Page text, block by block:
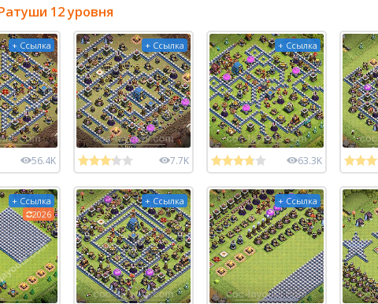
12 уровня
+ Ссылка
56.4K
+ Ссылка
7.7K
+ Ссылка
63.3K
+ Ссылка
2026
+ Ссылка + Ссылка